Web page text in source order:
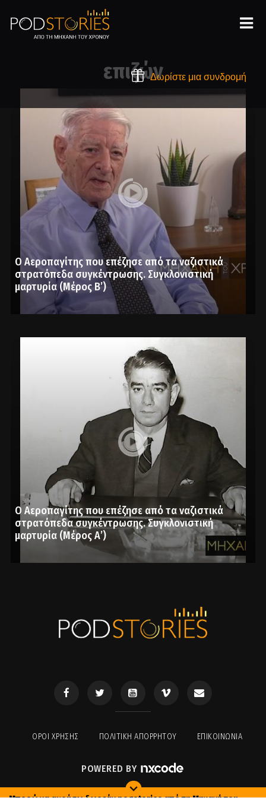
Δωρίστε μια συνδρομή
επιζών
Ο Αεροπαγίτης που επέζησε από τα ναζιστικά
στρατόπεδα συγκέντρωσης. Συγκλονιστική
μαρτυρία (Μέρος Β’)
Ο Αεροπαγίτης που επέζησε από τα ναζιστικά
στρατόπεδα συγκέντρωσης. Συγκλονιστική
μαρτυρία (Μέρος Α’)
ΟΡΟΙ ΧΡΉΣΗΣ ΠΟΛΙΤΙΚΉ ΑΠΟΡΡΉΤΟΥ ΕΠΙΚΟΙΝΩΝΊΑ
POWERED BY